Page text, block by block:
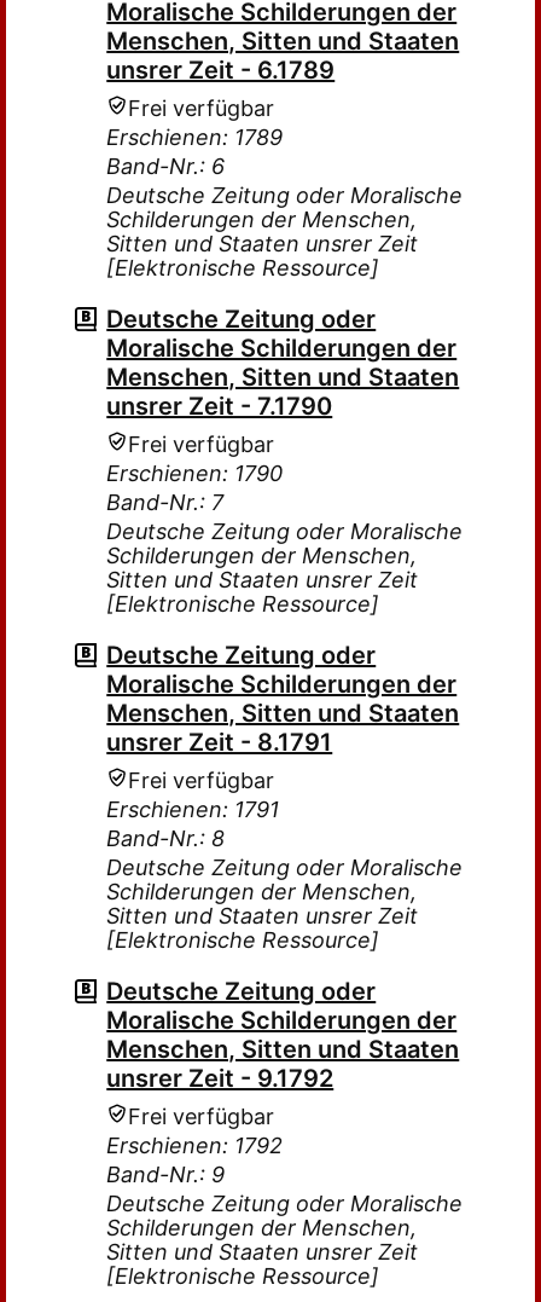
Moralische Schilderungen der
Menschen, Sitten und Staaten
unsrer Zeit - 6.1789
Frei verfügbar
Erschienen: 1789
Band-Nr.: 6
Deutsche Zeitung oder Moralische
Schilderungen der Menschen,
Sitten und Staaten unsrer Zeit
[Elektronische Ressource]
Deutsche Zeitung oder
Moralische Schilderungen der
Menschen, Sitten und Staaten
unsrer Zeit - 7.1790
Frei verfügbar
Erschienen: 1790
Band-Nr.: 7
Deutsche Zeitung oder Moralische
Schilderungen der Menschen,
Sitten und Staaten unsrer Zeit
[Elektronische Ressource]
Deutsche Zeitung oder
Moralische Schilderungen der
Menschen, Sitten und Staaten
unsrer Zeit - 8.1791
Frei verfügbar
Erschienen: 1791
Band-Nr.: 8
Deutsche Zeitung oder Moralische
Schilderungen der Menschen,
Sitten und Staaten unsrer Zeit
[Elektronische Ressource]
Deutsche Zeitung oder
Moralische Schilderungen der
Menschen, Sitten und Staaten
unsrer Zeit - 9.1792
Frei verfügbar
Erschienen: 1792
Band-Nr.: 9
Deutsche Zeitung oder Moralische
Schilderungen der Menschen,
Sitten und Staaten unsrer Zeit
[Elektronische Ressource]